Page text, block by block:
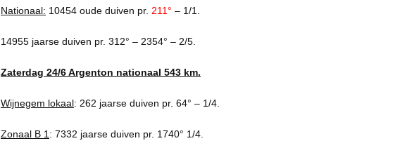
Nationaal: 10454 oude duiven pr. 211° – 1/1.
14955 jaarse duiven pr. 312° – 2354° – 2/5.
Zaterdag 24/6 Argenton nationaal 543 km.
Wijnegem lokaal: 262 jaarse duiven pr. 64° – 1/4.
Zonaal B 1 : 7332 jaarse duiven pr. 1740° 1/4.